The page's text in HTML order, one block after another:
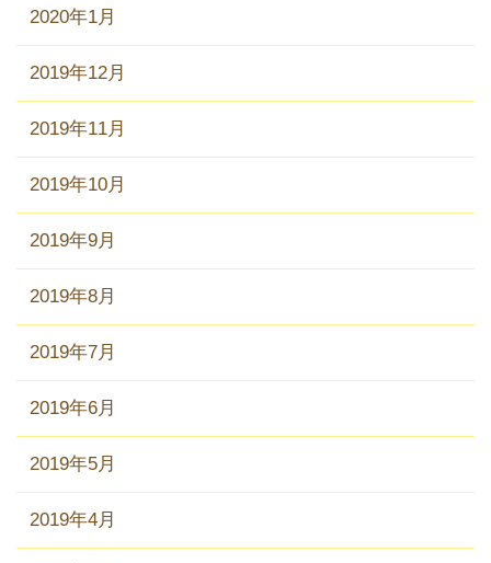
2020年1月
2019年12月
2019年11月
2019年10月
2019年9月
2019年8月
2019年7月
2019年6月
2019年5月
2019年4月